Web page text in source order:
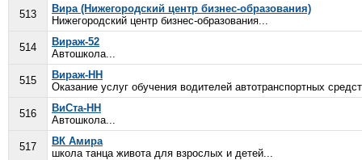
513
Вира (Нижегородский центр бизнес-образования)
Нижегородский центр бизнес-образования...
514
Вираж-52
Автошкола...
515
Вираж-НН
Оказание услуг обучения водителей автотранспортных
516
ВиСта-НН
Автошкола...
517
ВК Амира
школа танца живота для взрослых и детей...